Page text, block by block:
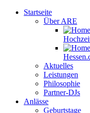
Startseite
Über ARE
Aktuelles
Leistungen
Philosophie
Partner-DJs
Anlässe
Geburtstage